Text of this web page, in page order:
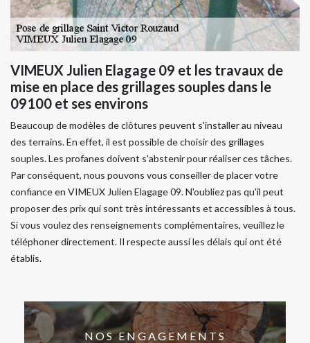
VIMEUX Julien Elagage 09 et les travaux de
mise en place des grillages souples dans le
09100 et ses environs
Beaucoup de modèles de clôtures peuvent s'installer au niveau
des terrains. En effet, il est possible de choisir des grillages
souples. Les profanes doivent s'abstenir pour réaliser ces tâches.
Par conséquent, nous pouvons vous conseiller de placer votre
confiance en VIMEUX Julien Elagage 09. N'oubliez pas qu'il peut
proposer des prix qui sont très intéressants et accessibles à tous.
Si vous voulez des renseignements complémentaires, veuillez le
téléphoner directement. Il respecte aussi les délais qui ont été
établis.
NOS ENGAGEMENTS